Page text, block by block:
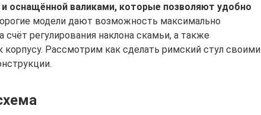
оснащённой валиками, которые позволяют удобно
модели дают возможность максимально
счёт регулирования наклона скамьи, а также
корпусу. Рассмотрим как сделать римский стул своими